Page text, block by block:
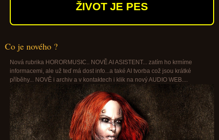
ŽIVOT JE PES
Co je nového ?
Nová rubrika HORORMUSIC.. NOVĚ AI ASISTENT... zatím ho krmíme
informacemi, ale už teď má dost info...a také AI tvorba což jsou krátké
příběhy... NOVĚ i archiv a v kontaktech i klik na nový AUDIO WEB....